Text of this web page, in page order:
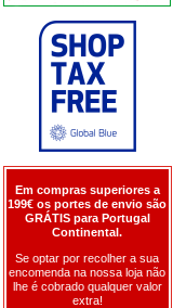
Em compras superiores a
199€ os portes de envio são
GRÁTIS para Portugal
Continental.
Se optar por recolher a sua
encomenda na nossa loja não
lhe é cobrado qualquer valor
extra!